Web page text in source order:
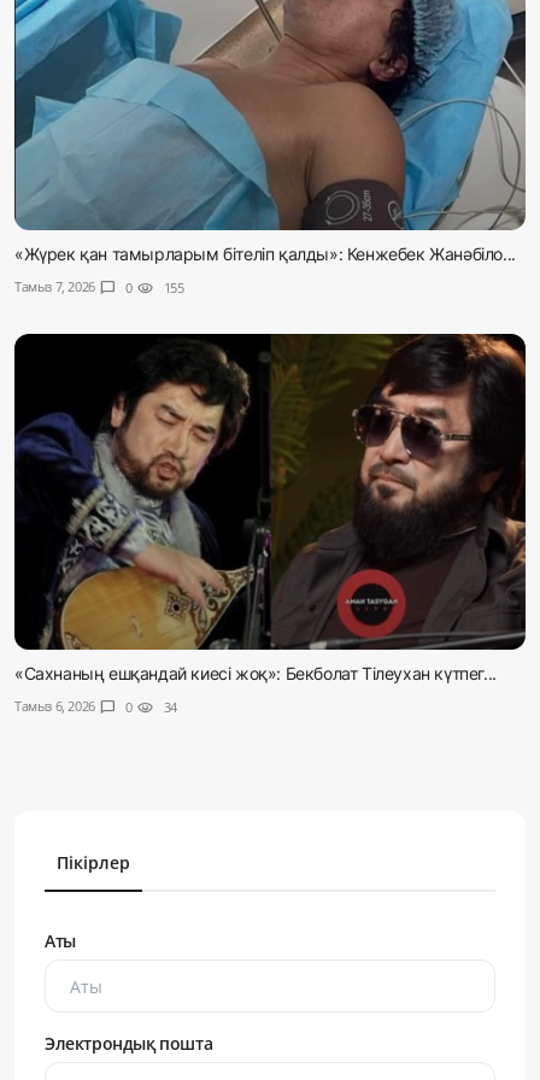
«Жүрек қан тамырларым бітеліп қалды»: Кенжебек Жанәбіло...
Тамыз 7, 2026 chat_bubble 0 visibility 155
«Сахнаның ешқандай киесі жоқ»: Бекболат Тілеухан күтпег...
Тамыз 6, 2026 chat_bubble 0 visibility 34
Пікірлер
Аты
Электрондық пошта